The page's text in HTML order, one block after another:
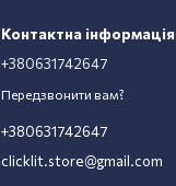
Контактна інформація
+380631742647
Передзвонити вам?
+380631742647
clicklit.store@gmail.com